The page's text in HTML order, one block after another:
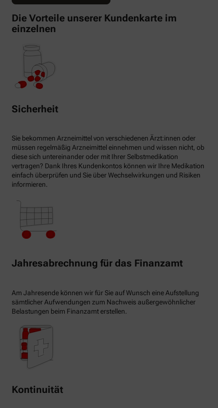
Die Vorteile unserer Kundenkarte im
einzelnen
Sicherheit
Sie bekommen Arzneimittel von verschiedenen Ärzt:innen oder
müssen regelmäßig Arzneimittel einnehmen und wissen nicht, ob
diese sich untereinander oder mit Ihrer Selbstmedikation
vertragen? Dank Ihres Kundenkontos können wir Ihre Medikation
einfach überprüfen und Sie über Wechselwirkungen und Risiken
informieren.
Jahresabrechnung für das Finanzamt
Am Jahresende können wir für Sie auf Wunsch eine Aufstellung
sämtlicher Aufwendungen zum Nachweis außergewöhnlicher
Belastungen beim Finanzamt erstellen.
Kontinuität